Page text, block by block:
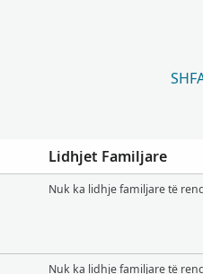
Lidhjet Familjare
Nuk ka lidhje familjare të
Nuk ka lidhje familjare të